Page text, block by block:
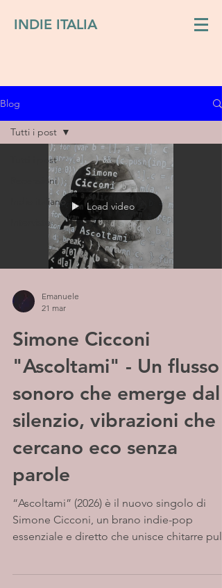
INDIE ITALIA
Blog
Tutti i post
Recensioni
Indie italiano
Interviste
Tutti i post
Load video
Emanuele
21 mar
Simone Cicconi
"Ascoltami" - Un flusso
sonoro che emerge dal
silenzio, vibrazioni che
cercano eco senza
parole
“Ascoltami” (2026) è il nuovo singolo di
Simone Cicconi, un brano indie-pop
essenziale e diretto che unisce chitarre